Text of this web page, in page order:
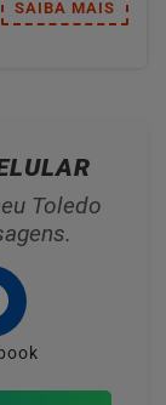
SAIBA MAIS
Toledo